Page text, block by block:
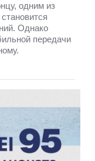
одним из
Однако
передачи